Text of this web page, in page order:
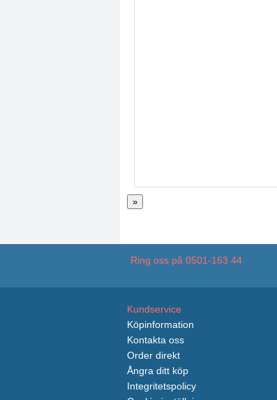
»
Ring oss på 0501-163 44
Kundservice
Köpinformation
Kontakta oss
Order direkt
Ångra ditt köp
Integritetspolicy